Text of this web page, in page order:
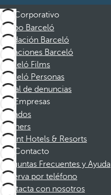
Corporativo
Grupo Barceló
Fundación Barceló
Vacaciones Barceló
Barceló Films
Barceló Personas
Canal de denuncias
Empresas
Afiliados
Partners
Dorint Hotels & Resorts
Contacto
Preguntas Frecuentes y Ayuda
Reserva por teléfono
Contacta con nosotros